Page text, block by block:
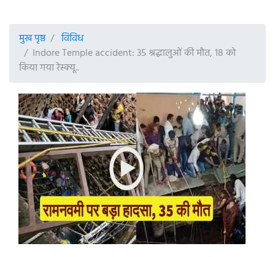
मुख पृष्ठ
विविध
Indore Temple accident: 35 श्रद्धालुओं की मौत, 18 को
किया गया रेस्क्यू..